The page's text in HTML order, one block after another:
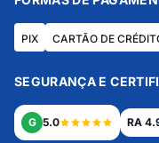
PIX CARTÃO DE
SEGURANÇA E
G 5.0 RA